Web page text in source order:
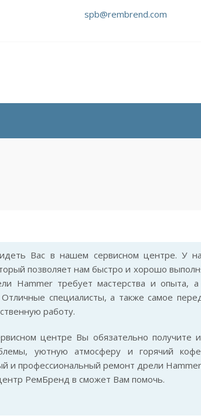
spb@rembrend.com
Вас в нашем сервисном центре. У
позволяет нам быстро и хорошо
Hammer требует мастерства и опыта,
специалисты, а также самое
работу.
центре Вы обязательно получите
уютную атмосферу и горячий
и профессиональный ремонт дрели
РемБренд в сможет Вам помочь.